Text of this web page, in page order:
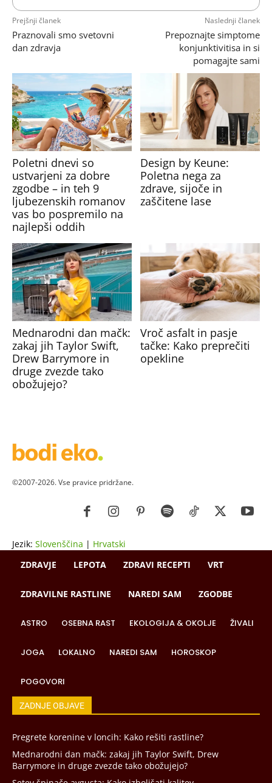
Prejšnji članek
Praznovali smo svetovni
dan zdravja
Naslednji članek
Prepoznajte simptome
konjunktivitisa in si
pomagajte sami
Poletni dnevi so
ustvarjeni za dobre
zgodbe – in teh 9
ljubezenskih romanov
vas bo pospremilo na
najlepši oddih
Design by Keune:
Poletna nega za
zdrave, sijoče in
zaščitene lase
Mednarodni dan mačk:
zakaj jih Taylor Swift,
Drew Barrymore in
druge zvezde tako
obožujejo?
Vroč asfalt in pasje
tačke: Kako preprečiti
opekline
©2007-2026. Vse pravice pridržane.
Jezik: Slovenščina | Hrvatski
ZDRAVJE
LEPOTA ZDRAVI RECEPTI VRT
ZDRAVILNE RASTLINE NAREDI SAM ZGODBE
ASTRO OSEBNA RAST EKOLOGIJA & OKOLJE ŽIVALI
JOGA LOKALNO NAREDI SAM HOROSKOP
POGOVORI
ZADNJE OBJAVE
Pregrete korenine v loncih: Kako rešiti rastline?
Mednarodni dan mačk: zakaj jih Taylor Swift, Drew
Barrymore in druge zvezde tako obožujejo?